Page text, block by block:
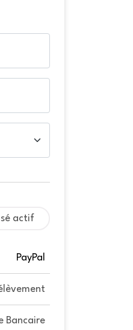
actif
PayPal
Bancaire